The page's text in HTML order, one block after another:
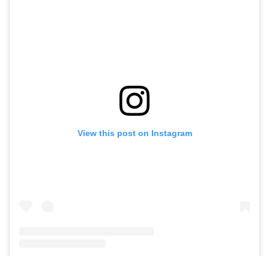
View this post on Instagram